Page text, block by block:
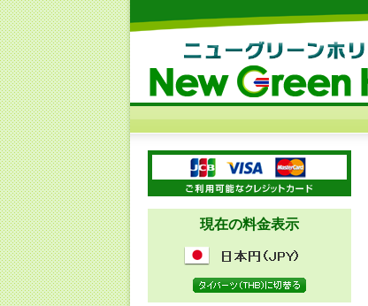
現在の料金表示